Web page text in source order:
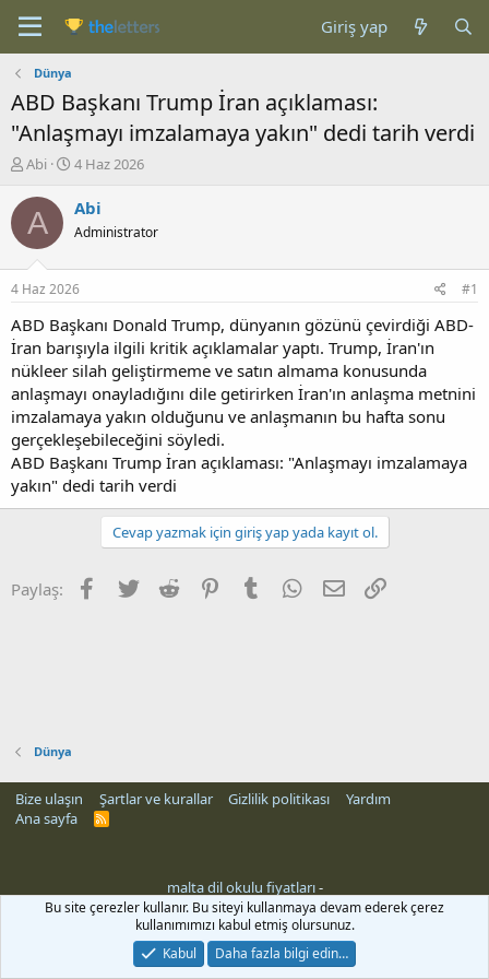
Giriş yap
Dünya
ABD Başkanı Trump İran açıklaması:
"Anlaşmayı imzalamaya yakın" dedi tarih verdi
K
n
b
u
u
b
a
l
a
t
a
n
Abi
B
ş
a
g
ı
ç
t
a
r
i
h
i
4 Haz 2026
A Abi
Administrator
4 Haz 2026 #1
ABD Başkanı Donald Trump, dünyanın gözünü çevirdiği ABD-
İran barışıyla ilgili kritik açıklamalar yaptı. Trump, İran'ın
nükleer silah geliştirmeme ve satın almama konusunda
anlaşmayı onayladığını dile getirirken İran'ın anlaşma metnini
imzalamaya yakın olduğunu ve anlaşmanın bu hafta sonu
gerçekleşebileceğini söyledi.
ABD Başkanı Trump İran açıklaması: "Anlaşmayı imzalamaya
yakın" dedi tarih verdi
Cevap yazmak için giriş yap yada kayıt ol.
Paylaş: Facebook
Twitter Reddit PinterestTumblr WhatsApp
E-posta
Dünya
Bize ulaşın Şartlar ve kurallar Gizlilik politikası
Yardım
Ana sayfa
R
malta dil okulu fiyatları-
Bu site çerezler kullanır. Bu siteyi kullanmaya devam ederek çerez
kullanımımızı kabul etmiş olursunuz.
Kabul
Daha fazla bilgi edin…